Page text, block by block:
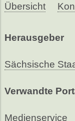
Übersicht
Herausgeber
Sächsische
Verwandte
Medienservice